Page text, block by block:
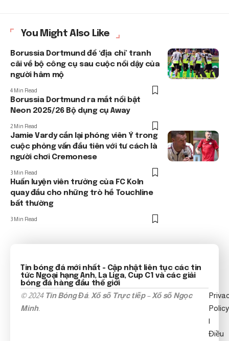
You Might Also Like
Borussia Dortmund để ‘địa chỉ’ tranh
cãi về bộ công cụ sau cuộc nổi dậy của
người hâm mộ
4 Min Read
Borussia Dortmund ra mắt nổi bật
Neon 2025/26 Bộ dụng cụ Away
2 Min Read
Jamie Vardy cắn lại phóng viên Ý trong
cuộc phỏng vấn đầu tiên với tư cách là
người chơi Cremonese
3 Min Read
Huấn luyện viên trưởng của FC Koln
quay đầu cho những trò hề Touchline
bất thường
3 Min Read
Tin bóng đá mới nhất - Cập nhật liên tục các tin
tức Ngoại hạng Anh, La Liga, Cup C1 và các giải
bóng đá hàng đầu thế giới
© 2024 Tin Bóng Đá. Xổ số Trực tiếp–Xổ số Ngọc
Minh.
Policy
|
Điều